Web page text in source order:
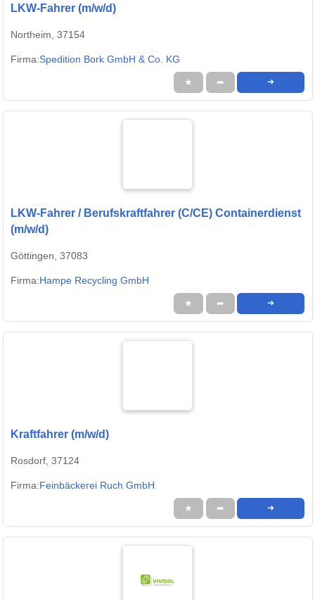
LKW-Fahrer (m/w/d)
Northeim, 37154
Firma:Spedition Bork GmbH & Co. KG
★ ➦ ➜
LKW-Fahrer / Berufskraftfahrer (C/CE) Containerdienst
(m/w/d)
Göttingen, 37083
Firma:Hampe Recycling GmbH
★ ➦ ➜
Kraftfahrer (m/w/d)
Rosdorf, 37124
Firma:Feinbäckerei Ruch GmbH
★ ➦ ➜